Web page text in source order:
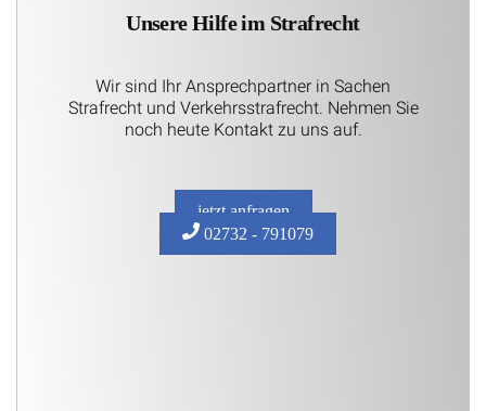
Unsere Hilfe im Strafrecht
Wir sind Ihr Ansprechpartner in Sachen
Strafrecht und Verkehrsstrafrecht. Nehmen Sie
noch heute Kontakt zu uns auf.
jetzt anfragen
02732 - 791079